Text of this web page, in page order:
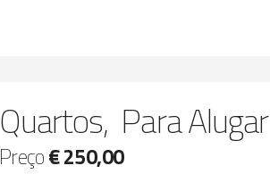
Quartos, Para Alugar
Preço€ 250,00